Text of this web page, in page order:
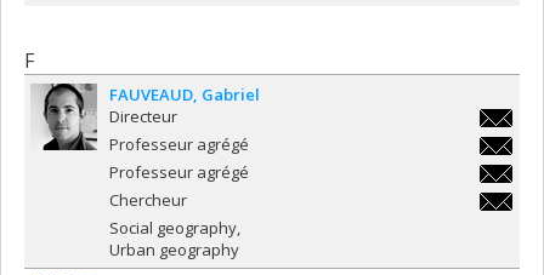
F
FAUVEAUD Gabriel
Directeur
Professeur agrégé
Professeur agrégé
Chercheur
Social geography
Urban geography